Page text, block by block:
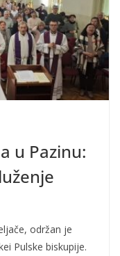
u Pazinu:
održan je
Pulske biskupije.